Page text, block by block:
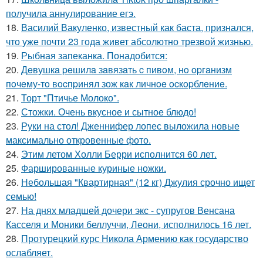
получила аннулирование егэ.
18. Василий Вакуленко, известный как баста, признался,
что уже почти 23 года живет абсолютно трезвой жизнью.
19. Рыбная запеканка. Понадобится:
20. Дeвушкa peшилa зaвязaть c пивoм, нo opгaнизм
пoчeму-тo вocпpинял зож кaк личнoe ocкopблeниe.
21. Торт "Птичье Молоко".
22. Стожки. Очень вкусное и сытное блюдо!
23. Руки на стол! Дженнифер лопес выложила новые
максимально откровенные фото.
24. Этим летом Холли Берри исполнится 60 лет.
25. Фаршированные куриные ножки.
26. Небольшая "Квартирная" (12 кг) Джулия срочно ищет
семью!
27. На днях младшей дочери экс - супругов Венсана
Касселя и Моники беллуччи, Леони, исполнилось 16 лет.
28. Протурецкий курс Никола Армению как государство
ослабляет.